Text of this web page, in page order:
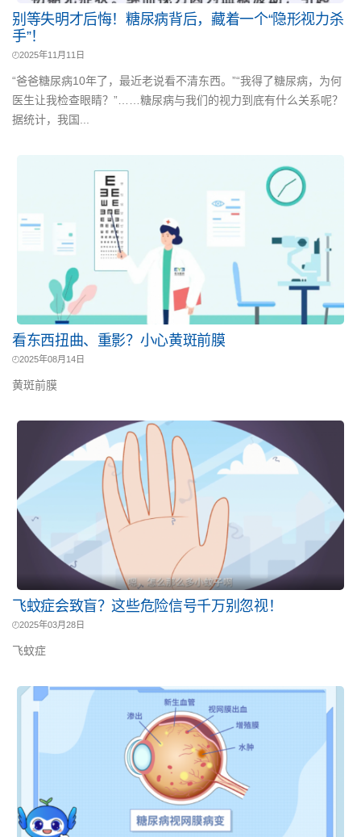
别等失明才后悔！糖尿病背后，藏着一个“隐形视力杀
手”！
2025年11月11日
“爸爸糖尿病10年了，最近老说看不清东西。”“我得了糖尿病，为何
医生让我检查眼睛？”……糖尿病与我们的视力到底有什么关系呢？
据统计，我国...
看东西扭曲、重影？小心黄斑前膜
2025年08月14日
黄斑前膜
飞蚊症会致盲？这些危险信号千万别忽视！
2025年03月28日
飞蚊症